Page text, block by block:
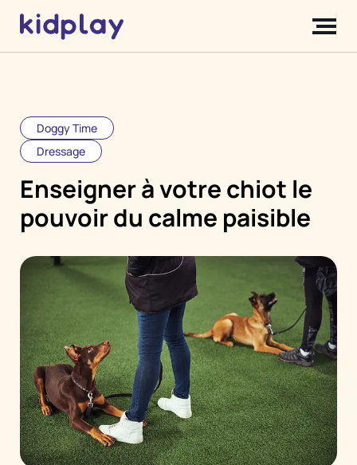
Doggy Time
Dressage
Enseigner à votre chiot le
pouvoir du calme paisible